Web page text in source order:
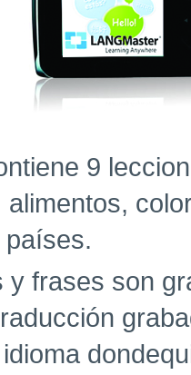
9
alimentos,
y frases son